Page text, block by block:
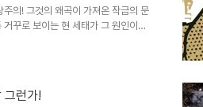
을 것으로 예상되는 것으로 가장
의! 그것의 왜곡이 가져온 작금의 문
꾸로 보이는 현 세태가 그 원인이라
잘 해야만 한다는... 그것도 함몰된
습니다. 무슨 말이냐면 줄 세우기의
그런가!